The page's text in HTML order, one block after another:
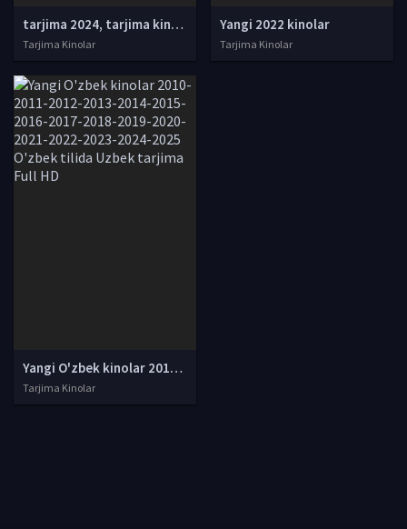
tarjima 2024, tarjima kinolar 2024, uzbek tarjima 2024, tarjima kinolar tilida tilida 2024, uzbek tilida tarjima 2024, kino tarjima 2024, uzbek tarjima kinolar 2024, tarjima kinolar 2024 uzbek tilida, tarjima kinolar 2024 o zbek, tarjima kinolar 2024
Tarjima Kinolar
Yangi 2022 kinolar
Tarjima Kinolar
Yangi O'zbek kinolar 2010-2011-2012-2013-2014-2015-2016-2017-2018-2019-2020-2021-2022-2023-2024-2025 O'zbek tilida Uzbek tarjima Full HD
Tarjima Kinolar